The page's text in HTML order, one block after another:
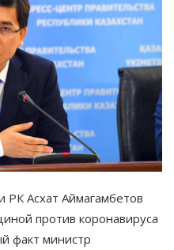
РК Асхат Аймагамбетов
против коронавируса
факт министр